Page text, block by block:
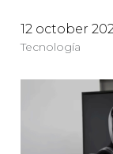
12 october
Tecnología